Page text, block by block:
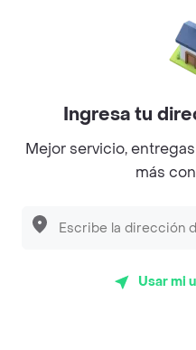
Sobre RappiIngresa tu
Mejor servicio,
más
Usar mi